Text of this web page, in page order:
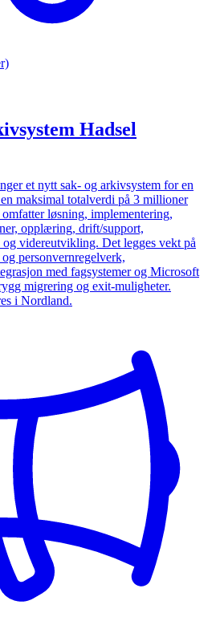
Hadsel
et nytt sak- og arkivsystem for en
maksimal totalverdi på 3 millioner
løsning, implementering,
opplæring, drift/support,
og videreutvikling. Det legges vekt på
personvernregelverk,
med fagsystemer og Microsoft
migrering og exit-muligheter.
i Nordland.